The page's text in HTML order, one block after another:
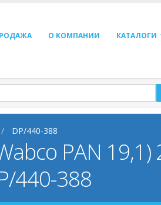
О КОМПАНИИ КАТАЛОГИ
DP/440-388
PAN
440-388